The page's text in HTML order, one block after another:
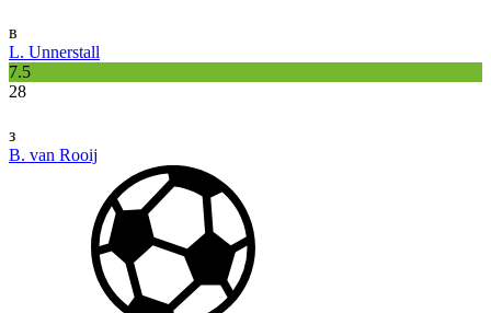
в
L. Unnerstall
7.5
28
з
B. van Rooij